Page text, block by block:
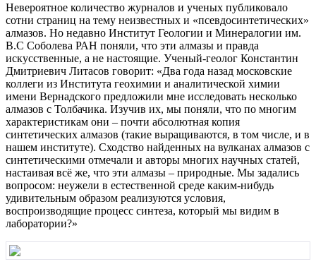
Невероятное количество журналов и ученых публиковало
сотни страниц на тему неизвестных и «псевдосинтетических»
алмазов. Но недавно Институт Геологии и Минералогии им.
В.С Соболева РАН поняли, что эти алмазы и правда
искусственные, а не настоящие. Ученый-геолог Константин
Дмитриевич Литасов говорит: «Два года назад московские
коллеги из Института геохимии и аналитической химии
имени Вернадского предложили мне исследовать несколько
алмазов с Толбачика. Изучив их, мы поняли, что по многим
характеристикам они – почти абсолютная копия
синтетических алмазов (такие выращиваются, в том числе, и в
нашем институте). Сходство найденных на вулканах алмазов с
синтетическими отмечали и авторы многих научных статей,
настаивая всё же, что эти алмазы – природные. Мы задались
вопросом: неужели в естественной среде каким-нибудь
удивительным образом реализуются условия,
воспроизводящие процесс синтеза, который мы видим в
лаборатории?»